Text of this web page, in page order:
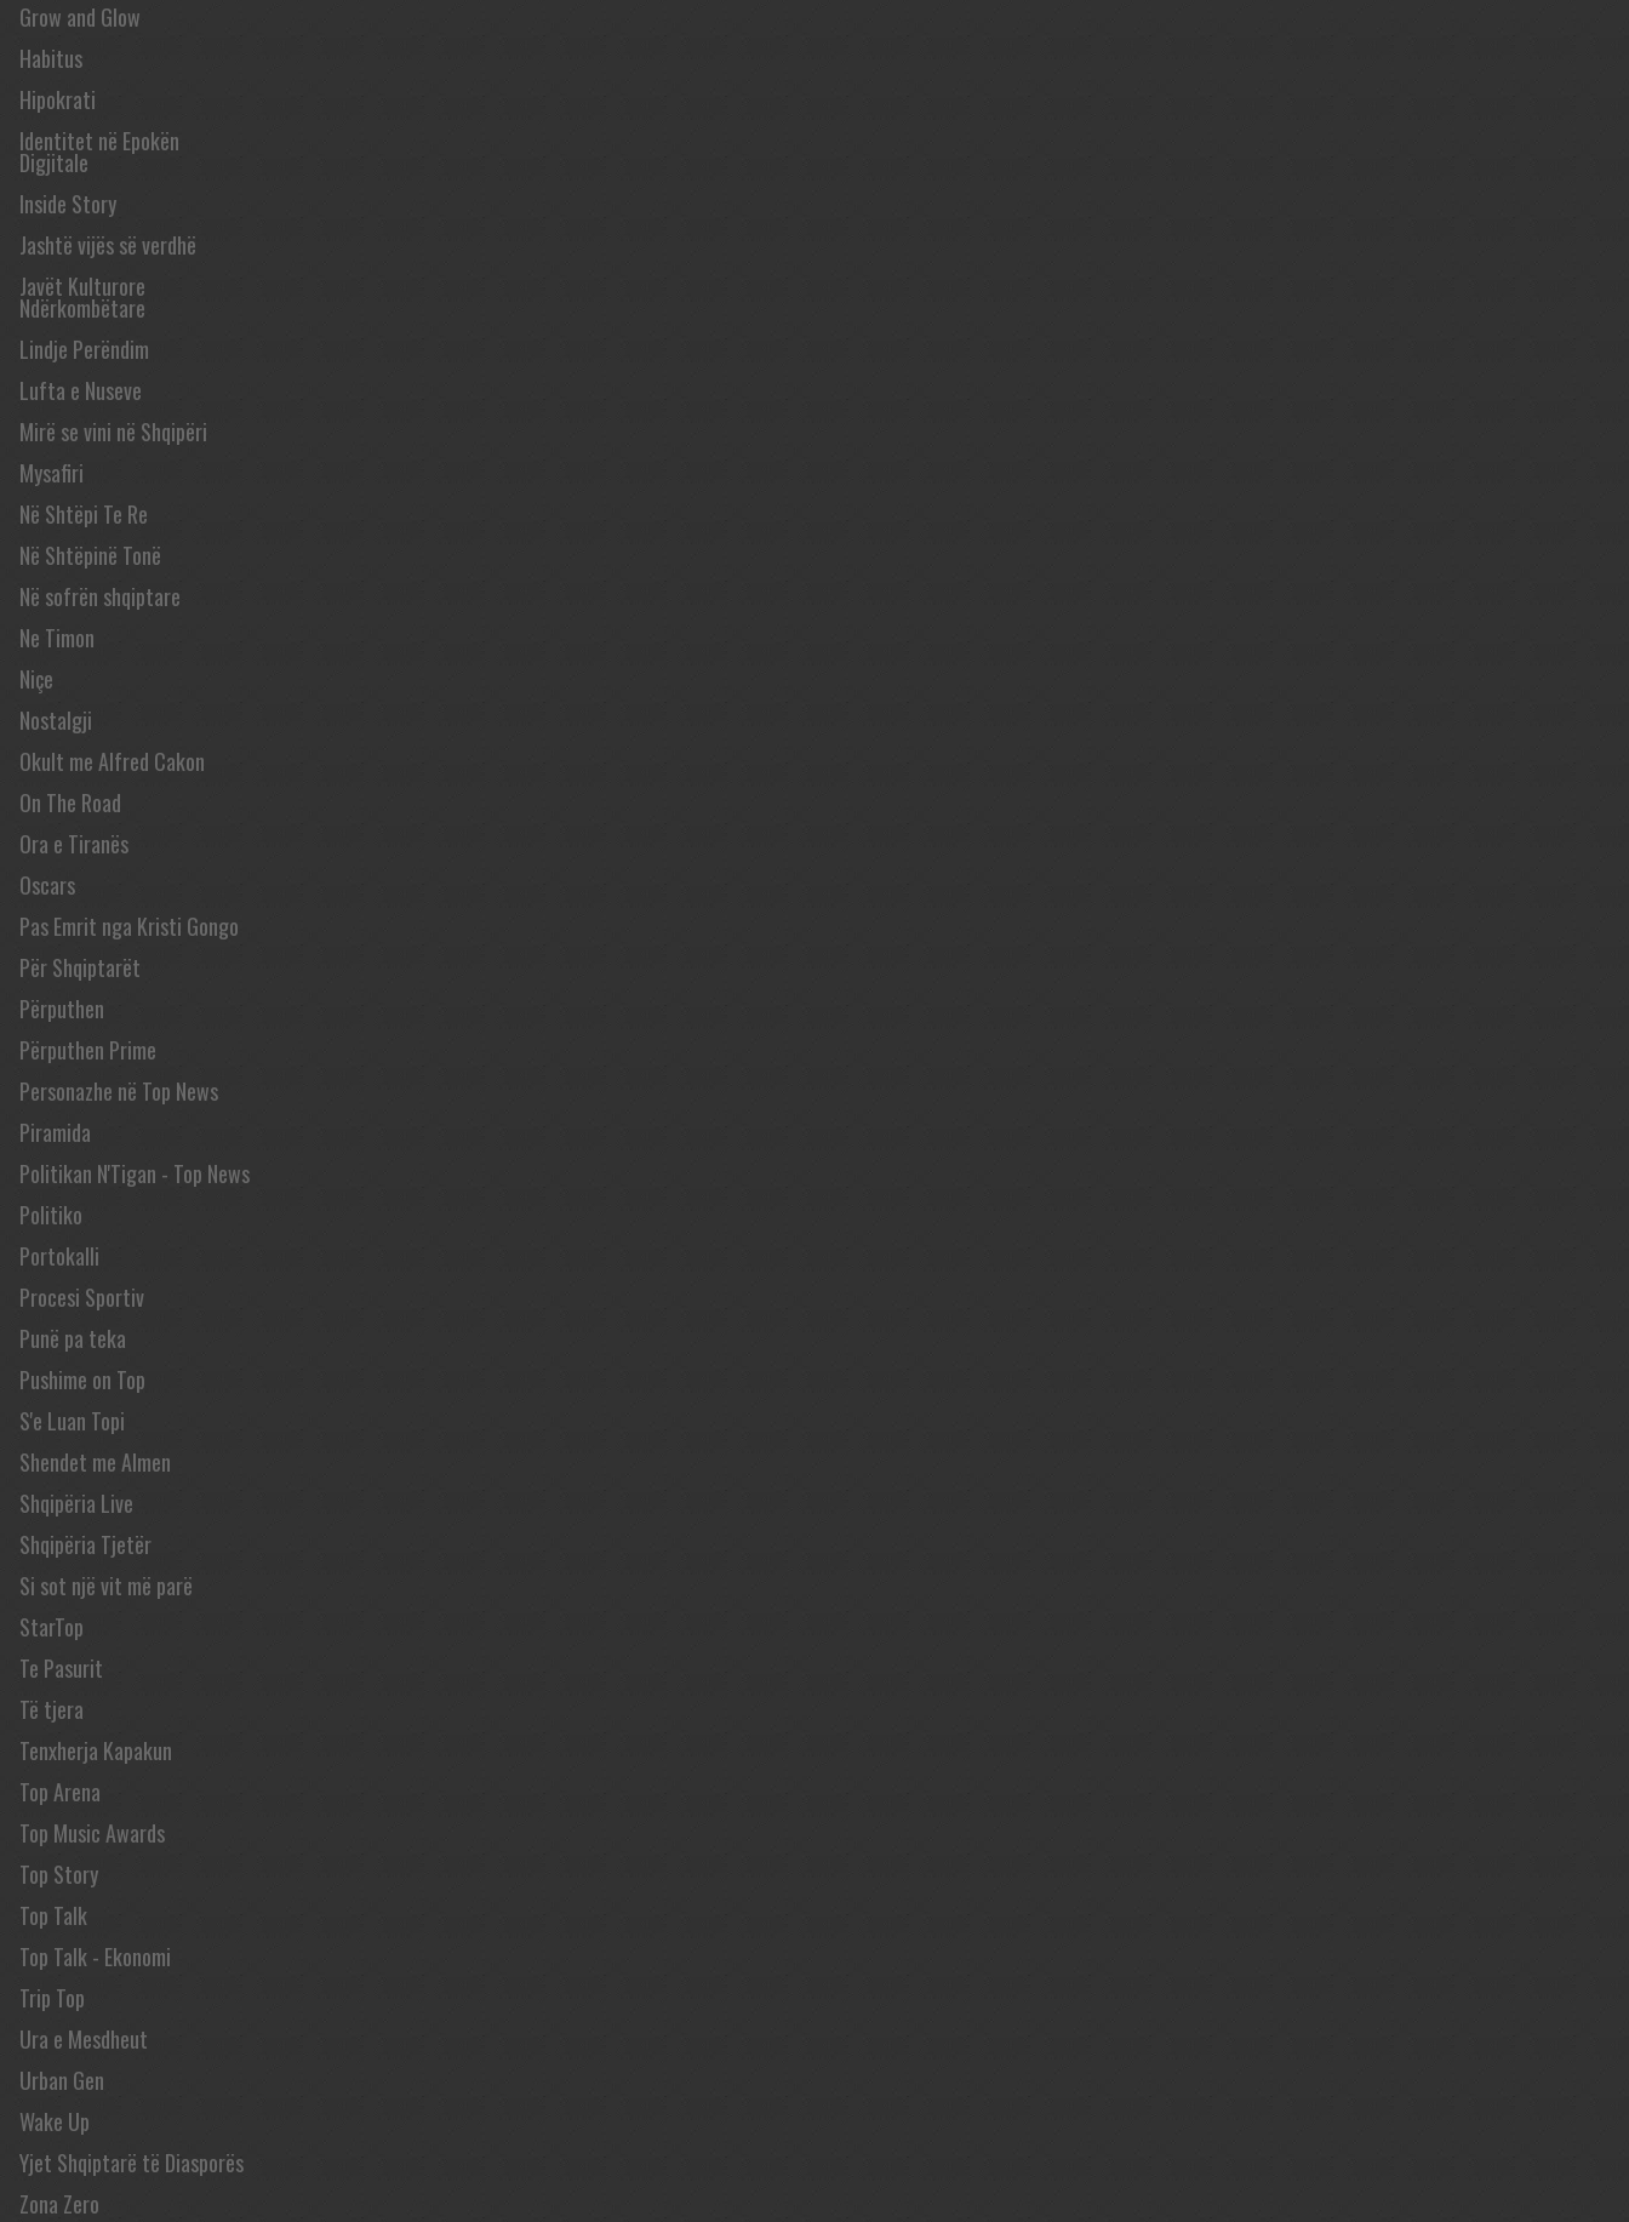
Grow and Glow
Habitus
Hipokrati
Identitet në Epokën
Digjitale
Inside Story
Jashtë vijës së verdhë
Javët Kulturore
Ndërkombëtare
Lindje Perëndim
Lufta e Nuseve
Mirë se vini në Shqipëri
Mysafiri
Në Shtëpi Te Re
Në Shtëpinë Tonë
Në sofrën shqiptare
Ne Timon
Niçe
Nostalgji
Okult me Alfred Cakon
On The Road
Ora e Tiranës
Oscars
Pas Emrit nga Kristi Gongo
Për Shqiptarët
Përputhen
Përputhen Prime
Personazhe në Top News
Piramida
Politikan N'Tigan - Top News
Politiko
Portokalli
Procesi Sportiv
Punë pa teka
Pushime on Top
S'e Luan Topi
Shendet me Almen
Shqipëria Live
Shqipëria Tjetër
Si sot një vit më parë
StarTop
Te Pasurit
Të tjera
Tenxherja Kapakun
Top Arena
Top Music Awards
Top Story
Top Talk
Top Talk - Ekonomi
Trip Top
Ura e Mesdheut
Urban Gen
Wake Up
Yjet Shqiptarë të Diasporës
Zona Zero